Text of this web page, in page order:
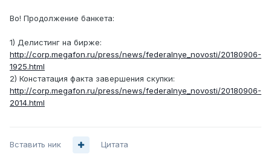
Во! Продолжение банкета:
1) Делистинг на бирже:
http://corp.megafon.ru/press/news/federalnye_novosti/20180906-
1925.html
2) Констатация факта завершения скупки:
http://corp.megafon.ru/press/news/federalnye_novosti/20180906-
2014.html
Вставить ник Цитата